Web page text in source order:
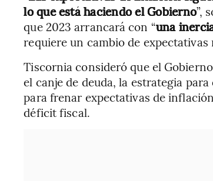
lo que está haciendo el Gobierno”,
que 2023 arrancará con “una
requiere un cambio de expectativas
Tiscornia consideró que el
el canje de deuda, la estrategia
para frenar expectativas de
déficit fiscal.